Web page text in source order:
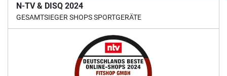
N-TV & DISQ 2024
GESAMTSIEGER SHOPS SPORTGERÄTE